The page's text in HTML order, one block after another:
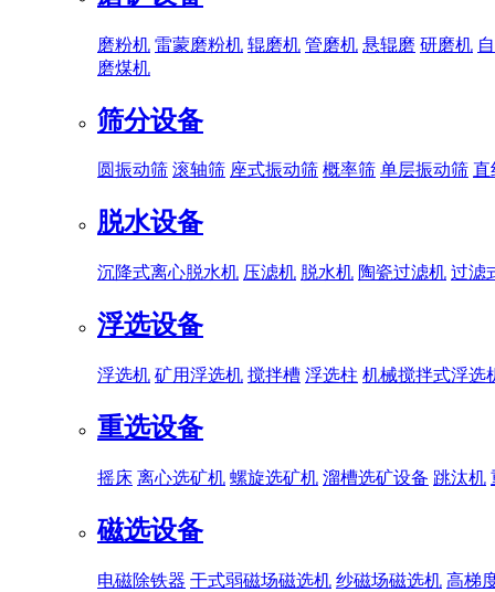
磨粉机 雷蒙磨粉机 辊磨机 管磨机 悬辊磨 研磨机
磨煤机
筛分设备
圆振动筛 滚轴筛 座式振动筛 概率筛 单层振动筛 直
脱水设备
沉降式离心脱水机 压滤机 脱水机 陶瓷过滤机 过滤
浮选设备
浮选机 矿用浮选机 搅拌槽 浮选柱 机械搅拌式浮选
重选设备
摇床 离心选矿机 螺旋选矿机 溜槽选矿设备 跳汰机
磁选设备
电磁除铁器 干式弱磁场磁选机 纱磁场磁选机 高梯